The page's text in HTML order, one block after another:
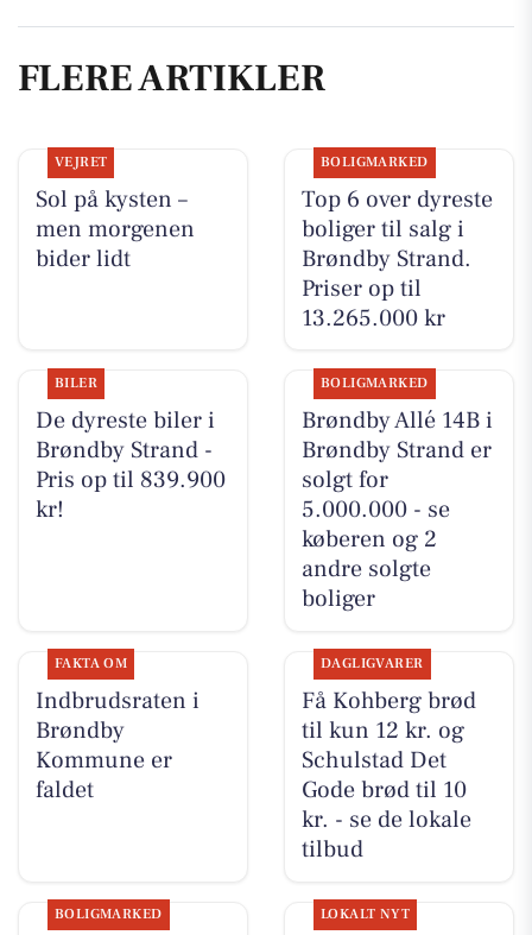
FLERE ARTIKLER
VEJRET
Sol på kysten –
men morgenen
bider lidt
BOLIGMARKED
Top 6 over dyreste
boliger til salg i
Brøndby Strand.
Priser op til
13.265.000 kr
BILER
De dyreste biler i
Brøndby Strand -
Pris op til 839.900
kr!
BOLIGMARKED
Brøndby Allé 14B i
Brøndby Strand er
solgt for
5.000.000 - se
køberen og 2
andre solgte
boliger
FAKTA OM
Indbrudsraten i
Brøndby
Kommune er
faldet
DAGLIGVARER
Få Kohberg brød
til kun 12 kr. og
Schulstad Det
Gode brød til 10
kr. - se de lokale
tilbud
BOLIGMARKED LOKALT NYT